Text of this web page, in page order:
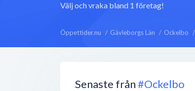
Välj och vraka bland 1 företag!
Öppettider.nu Gävleborgs Län Ockelbo
Senaste från#Ockelbo